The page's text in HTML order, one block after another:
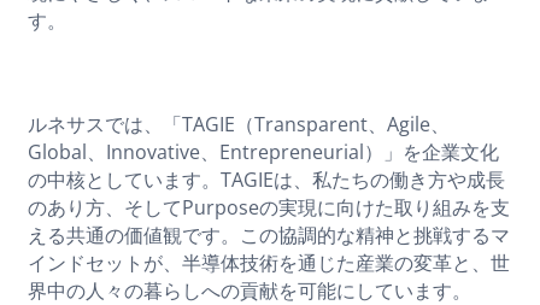
す。
ルネサスでは、「TAGIE（Transparent、Agile、
Global、Innovative、Entrepreneurial）」を企業文化
の中核としています。TAGIEは、私たちの働き方や成長
のあり方、そしてPurposeの実現に向けた取り組みを支
える共通の価値観です。この協調的な精神と挑戦するマ
インドセットが、半導体技術を通じた産業の変革と、世
界中の人々の暮らしへの貢献を可能にしています。